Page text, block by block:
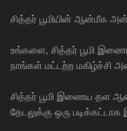
சித்தர் பூமியின் ஆன்மீக
உங்களை, சித்தர் பூமி
நாங்கள் மட்டற்ற மகிழ்ச்சி
சித்தர் பூமி இணைய தள
தேடலுக்கு ஒரு படிக்கட்டாக